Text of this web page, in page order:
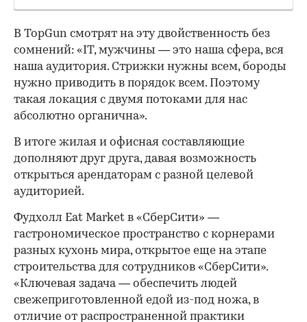
В TopGun смотрят на эту двойственность без
сомнений: «IT, мужчины — это наша сфера, вся
наша аудитория. Стрижки нужны всем, бороды
нужно приводить в порядок всем. Поэтому
такая локация с двумя потоками для нас
абсолютно органична».
В итоге жилая и офисная составляющие
дополняют друг друга, давая возможность
открыться арендаторам с разной целевой
аудиторией.
Фудхолл Eat Market в «СберСити» —
гастрономическое пространство с корнерами
разных кухонь мира, открытое еще на этапе
строительства для сотрудников «СберСити».
«Ключевая задача — обеспечить людей
свежеприготовленной едой из-под ножа, в
отличие от распространенной практики